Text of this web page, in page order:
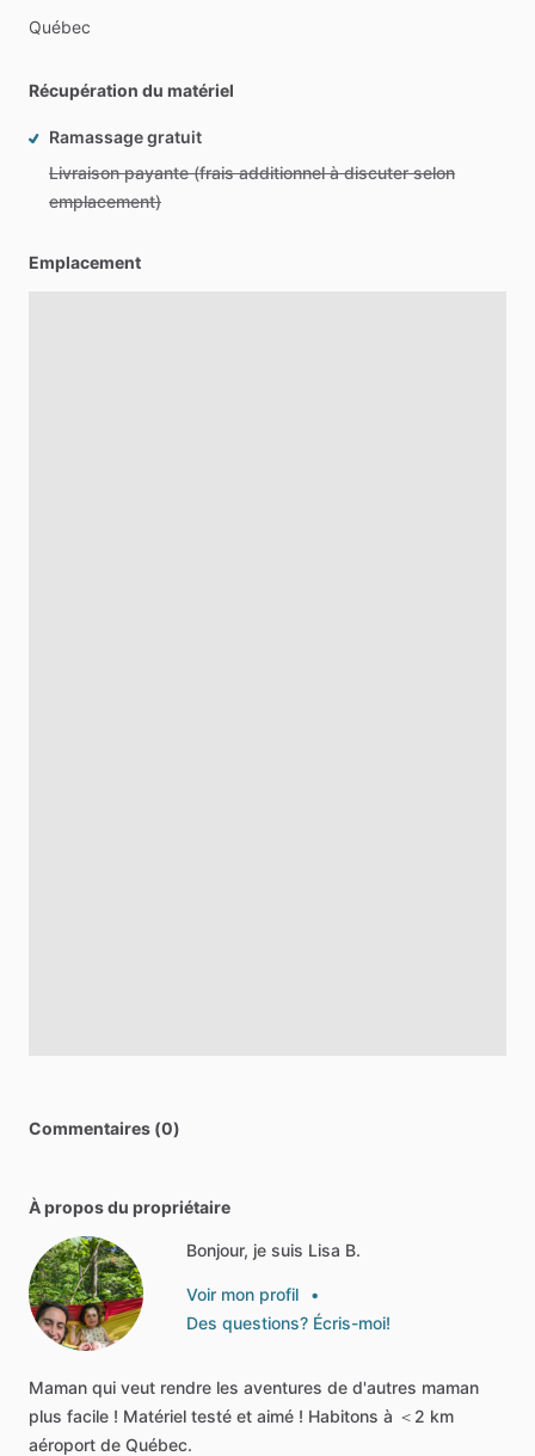
Québec
Récupération du matériel
Ramassage gratuit
Livraison payante (frais additionnel à discuter selon
emplacement)
Emplacement
Commentaires (0)
À propos du propriétaire
Bonjour, je suis Lisa B.
Voir mon profil
•
Des questions? Écris-moi!
Maman qui veut rendre les aventures de d'autres maman
plus facile ! Matériel testé et aimé ! Habitons à ＜2 km
aéroport de Québec.